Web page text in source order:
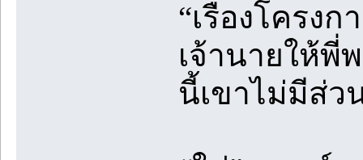
“เรื่องโครง
เจ้านายให้พี่
นี้เขาไม่มีส่ว